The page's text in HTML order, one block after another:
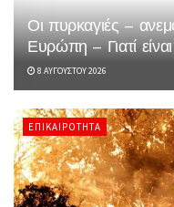
Οι πυρκαγιές –
Ευρώπη – Γιατί
8 ΑΥΓΟΎΣΤΟΥ 2026
ΕΠΙΚΑΙΡΌΤΗΤΑ